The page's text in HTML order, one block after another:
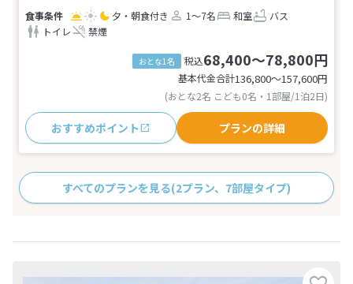
夕・朝食付き 1～7名 和室
バス
トイレ
禁煙
おとな1名 税込68,400～78,800円
基本代金合計136,800〜157,600円
(おとな2名 こども0名・1部屋/1泊2日)
おすすめポイント プランの詳細
すべてのプランを見る(2プラン、7部屋タイプ)